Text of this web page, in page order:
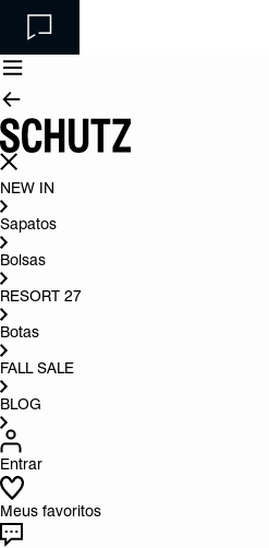
NEW IN
Sapatos
Bolsas
RESORT 27
Botas
FALL SALE
BLOG
Entrar
Meus favoritos